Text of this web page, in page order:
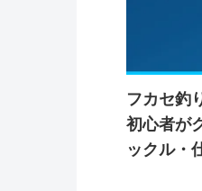
フカセ釣
初心者が
ックル・